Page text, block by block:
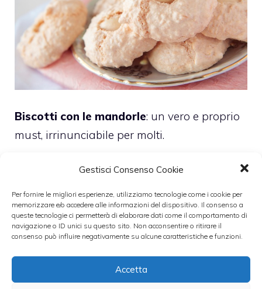
Gestisci Consenso Cookie
Per fornire le migliori esperienze, utilizziamo tecnologie come i cookie per
memorizzare e/o accedere alle informazioni del dispositivo. Il consenso a
queste tecnologie ci permetterà di elaborare dati come il comportamento di
navigazione o ID unici su questo sito. Non acconsentire o ritirare il
consenso può influire negativamente su alcune caratteristiche e funzioni.
Accetta
Biscotti con le mandorle: un vero e proprio
must, irrinunciabile per molti.
La ricetta classica è quella degli
preparati con
morbida pasta di mandorle,
ma in realtà bastanopochi, genuini
ingredienti per preparare ottimi biscotti
con le mandorle,